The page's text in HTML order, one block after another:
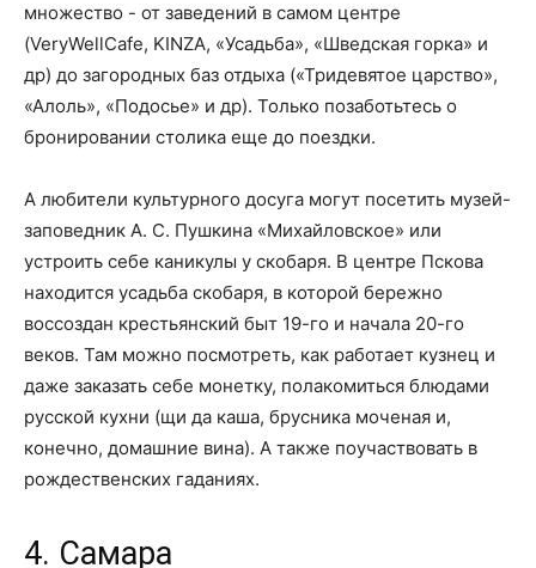
множество - от заведений в самом центре
(VeryWellCafe, KINZA, «Усадьба», «Шведская горка» и
др) до загородных баз отдыха («Тридевятое царство»,
«Алоль», «Подосье» и др). Только позаботьтесь о
бронировании столика еще до поездки.
А любители культурного досуга могут посетить музей-
заповедник А. С. Пушкина «Михайловское» или
устроить себе каникулы у скобаря. В центре Пскова
находится усадьба скобаря, в которой бережно
воссоздан крестьянский быт 19-го и начала 20-го
веков. Там можно посмотреть, как работает кузнец и
даже заказать себе монетку, полакомиться блюдами
русской кухни (щи да каша, брусника моченая и,
конечно, домашние вина). А также поучаствовать в
рождественских гаданиях.
4. Самара